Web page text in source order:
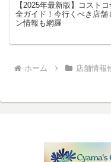
【2025年最新版】コスト
全ガイド！今行くべき店舗
ン情報も網羅
ホーム 店舗情報